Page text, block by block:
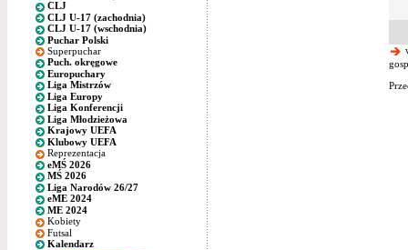
CLJ
CLJ U-17 (zachodnia)
CLJ U-17 (wschodnia)
Puchar Polski
Superpuchar
Puch. okręgowe
Europuchary
Liga Mistrzów
Liga Europy
Liga Konferencji
Liga Młodzieżowa
Krajowy UEFA
Klubowy UEFA
Reprezentacja
eMŚ 2026
MŚ 2026
Liga Narodów 26/27
eME 2024
ME 2024
Kobiety
Futsal
Kalendarz